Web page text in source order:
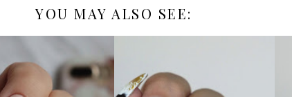
YOU MAY ALSO SEE: